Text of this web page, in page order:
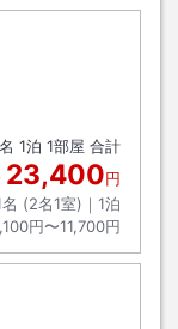
名 1泊 1部屋 合計
23,400円
名 (2名1室)｜ 1泊
円〜11,700円